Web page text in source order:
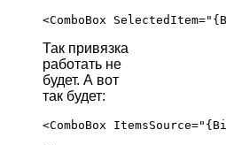
Так привязка
работать не
будет. А вот
так будет: